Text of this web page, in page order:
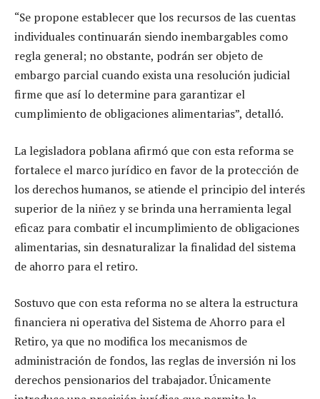
“Se propone establecer que los recursos de las cuentas
individuales continuarán siendo inembargables como
regla general; no obstante, podrán ser objeto de
embargo parcial cuando exista una resolución judicial
firme que así lo determine para garantizar el
cumplimiento de obligaciones alimentarias”, detalló.
La legisladora poblana afirmó que con esta reforma se
fortalece el marco jurídico en favor de la protección de
los derechos humanos, se atiende el principio del interés
superior de la niñez y se brinda una herramienta legal
eficaz para combatir el incumplimiento de obligaciones
alimentarias, sin desnaturalizar la finalidad del sistema
de ahorro para el retiro.
Sostuvo que con esta reforma no se altera la estructura
financiera ni operativa del Sistema de Ahorro para el
Retiro, ya que no modifica los mecanismos de
administración de fondos, las reglas de inversión ni los
derechos pensionarios del trabajador. Únicamente